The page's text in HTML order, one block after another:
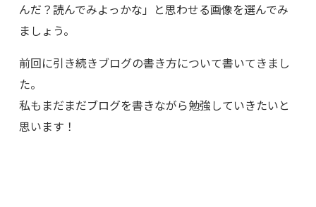
んだ？読んでみよっかな」と思わせる画像を選んでみ
ましょう。
前回に引き続きブログの書き方について書いてきまし
た。
私もまだまだブログを書きながら勉強していきたいと
思います！